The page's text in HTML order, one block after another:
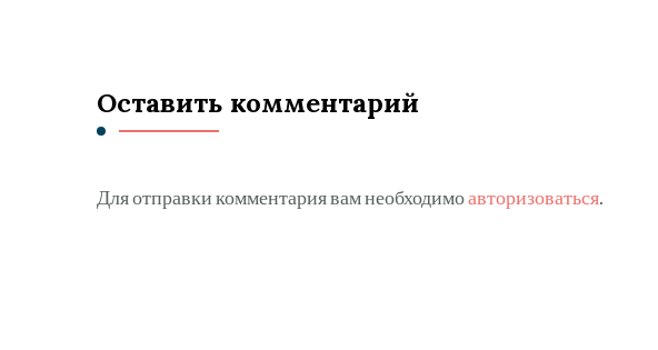
Оставить комментарий
Для отправки комментария вам необходимоавторизоваться.